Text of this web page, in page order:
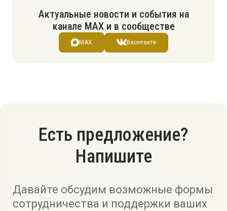
Актуальные новости и события на
канале МАХ и в сообществе
MAX Вконтакте
Есть предложение?
Напишите
Давайте обсудим возможные формы
сотрудничества и поддержки ваших